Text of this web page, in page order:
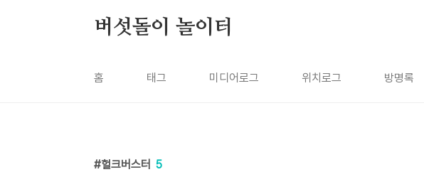
버섯돌이 놀이터
홈 태그 미디어로그 위치로그 방명록
헐크버스터 5